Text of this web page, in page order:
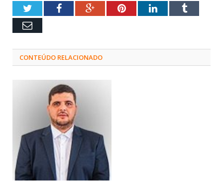
TwitterFacebookGoogle+PinterestLinkedInTumblr
Email
CONTEÚDO RELACIONADO